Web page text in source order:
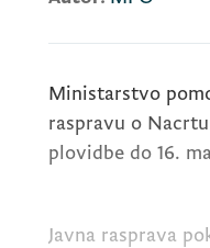
Ministarstvo
raspravu o
plovidbe do 16.
Javna rasprava